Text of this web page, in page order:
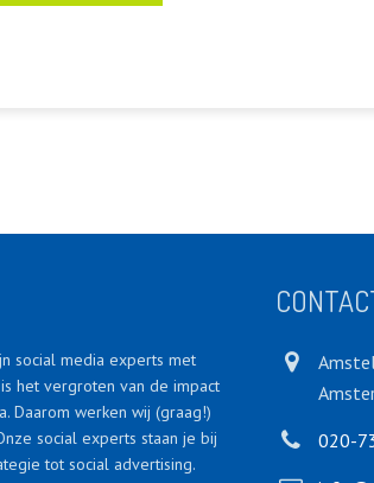
social media experts met
het vergroten van de impact
Daarom werken wij (graag!)
social experts staan je bij
tot social advertising.
020-